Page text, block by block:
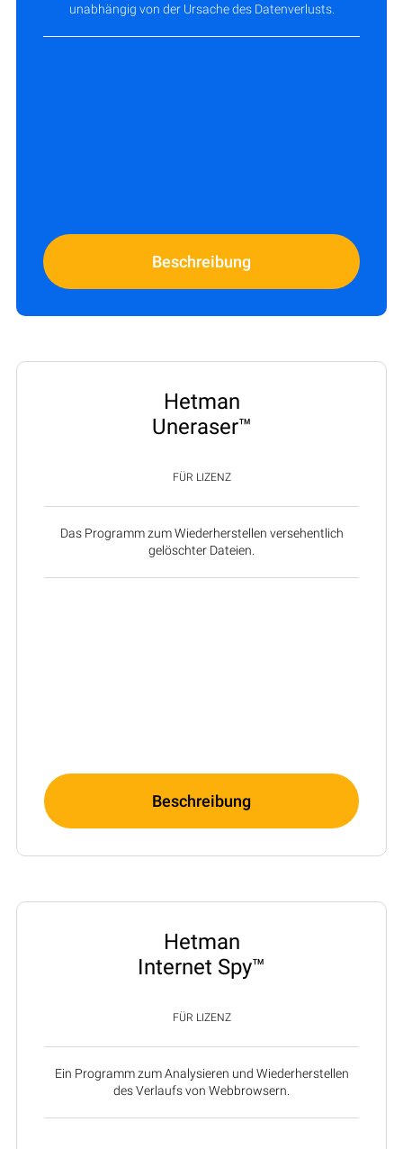
unabhängig von der Ursache des Datenverlusts.
Beschreibung
Hetman
Uneraser™
FÜR LIZENZ
Das Programm zum Wiederherstellen versehentlich
gelöschter Dateien.
Beschreibung
Hetman
Internet Spy™
FÜR LIZENZ
Ein Programm zum Analysieren und Wiederherstellen
des Verlaufs von Webbrowsern.